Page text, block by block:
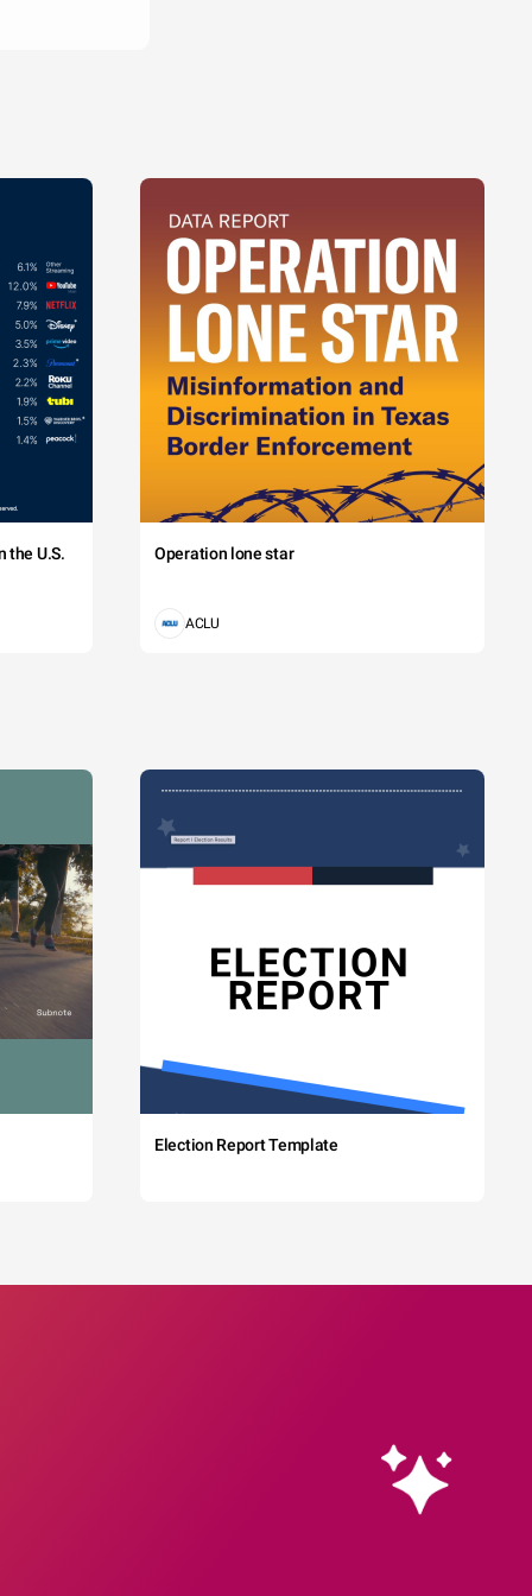
the U.S. Operation lone star
ACLU
Election Report Template